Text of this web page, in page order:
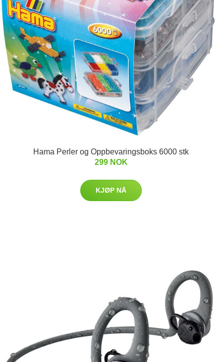
Hama Perler og Oppbevaringsboks 6000 stk
299 NOK
KJØP NÅ